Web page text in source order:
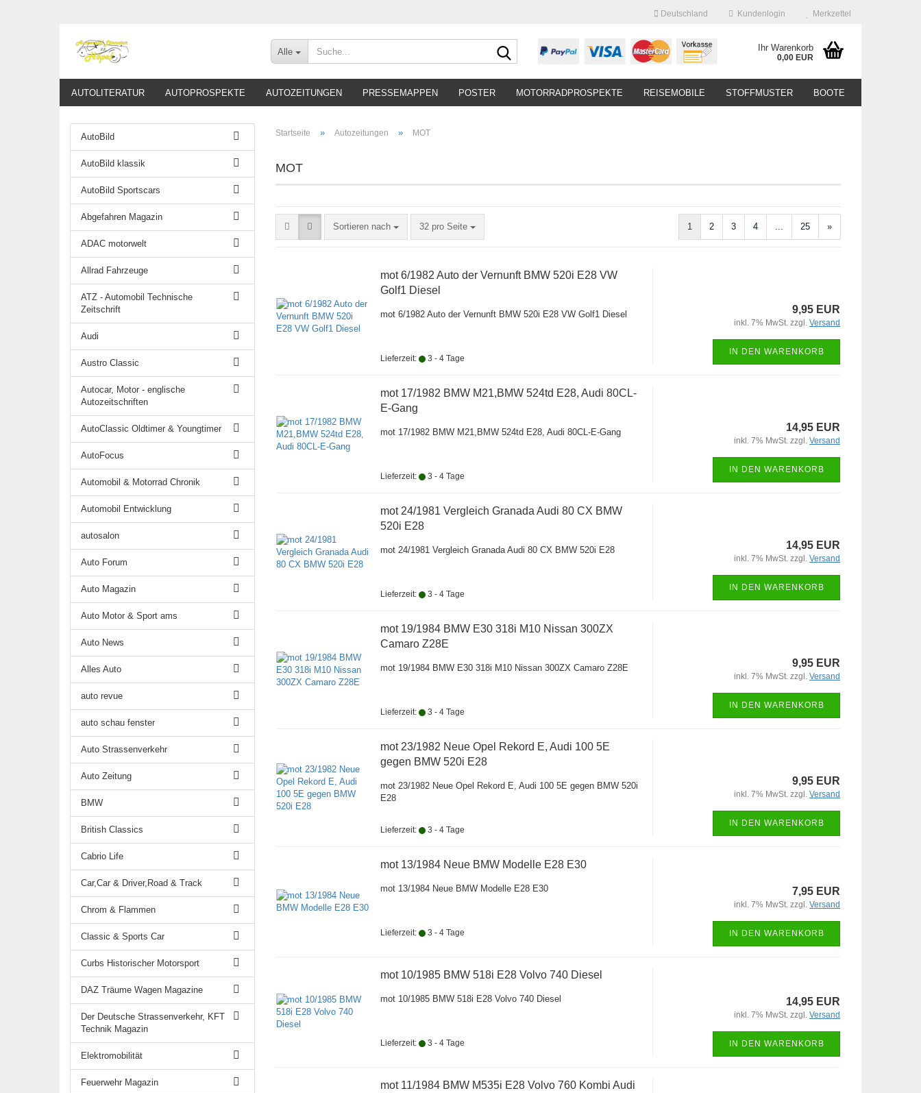
Deutschland Kundenlogin Merkzettel
Alle
Suche... Ihr Warenkorb
0,00 EUR
AUTOLITERATUR AUTOPROSPEKTE AUTOZEITUNGEN PRESSEMAPPEN POSTER MOTORRADPROSPEKTE REISEMOBILE STOFFMUSTER BOOTE
Startseite » Autozeitungen » MOT
MOT
Sortieren nach
Sortieren nach 32 pro Seite
pro Seite 1 2 3 4 ... 25 »
mot 6/1982 Auto der Vernunft BMW 520i E28 VW
Golf1 Diesel
mot 6/1982 Auto der Vernunft BMW 520i E28 VW Golf1 Diesel
Lieferzeit: 3 - 4 Tage
9,95 EUR
inkl. 7% MwSt. zzgl. Versand
IN DEN WARENKORB
mot 17/1982 BMW M21,BMW 524td E28, Audi 80CL-
E-Gang
mot 17/1982 BMW M21,BMW 524td E28, Audi 80CL-E-Gang
Lieferzeit: 3 - 4 Tage
14,95 EUR
inkl. 7% MwSt. zzgl. Versand
IN DEN WARENKORB
mot 24/1981 Vergleich Granada Audi 80 CX BMW
520i E28
mot 24/1981 Vergleich Granada Audi 80 CX BMW 520i E28
Lieferzeit: 3 - 4 Tage
14,95 EUR
inkl. 7% MwSt. zzgl. Versand
IN DEN WARENKORB
mot 19/1984 BMW E30 318i M10 Nissan 300ZX
Camaro Z28E
mot 19/1984 BMW E30 318i M10 Nissan 300ZX Camaro Z28E
Lieferzeit: 3 - 4 Tage
9,95 EUR
inkl. 7% MwSt. zzgl. Versand
IN DEN WARENKORB
mot 23/1982 Neue Opel Rekord E, Audi 100 5E
gegen BMW 520i E28
mot 23/1982 Neue Opel Rekord E, Audi 100 5E gegen BMW 520i
E28
Lieferzeit: 3 - 4 Tage
9,95 EUR
inkl. 7% MwSt. zzgl. Versand
IN DEN WARENKORB
mot 13/1984 Neue BMW Modelle E28 E30
mot 13/1984 Neue BMW Modelle E28 E30
Lieferzeit: 3 - 4 Tage
7,95 EUR
inkl. 7% MwSt. zzgl. Versand
IN DEN WARENKORB
mot 10/1985 BMW 518i E28 Volvo 740 Diesel
mot 10/1985 BMW 518i E28 Volvo 740 Diesel
Lieferzeit: 3 - 4 Tage
14,95 EUR
inkl. 7% MwSt. zzgl. Versand
IN DEN WARENKORB
mot 11/1984 BMW M535i E28 Volvo 760 Kombi Audi
AutoBild
AutoBild klassik
AutoBild Sportscars
Abgefahren Magazin
ADAC motorwelt
Allrad Fahrzeuge
ATZ - Automobil Technische
Zeitschrift
Audi
Austro Classic
Autocar, Motor - englische
Autozeitschriften
AutoClassic Oldtimer & Youngtimer
AutoFocus
Automobil & Motorrad Chronik
Automobil Entwicklung
autosalon
Auto Forum
Auto Magazin
Auto Motor & Sport ams
Auto News
Alles Auto
auto revue
auto schau fenster
Auto Strassenverkehr
Auto Zeitung
BMW
British Classics
Cabrio Life
Car,Car & Driver,Road & Track
Chrom & Flammen
Classic & Sports Car
Curbs Historischer Motorsport
DAZ Träume Wagen Magazine
Der Deutsche Strassenverkehr, KFT
Technik Magazin
Elektromobilität
Feuerwehr Magazin